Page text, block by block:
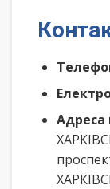
Адреса